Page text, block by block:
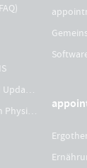
📨 Newsletter: News und Updates
📘 E-Book: Mein Weg zum Physiotherapeuten